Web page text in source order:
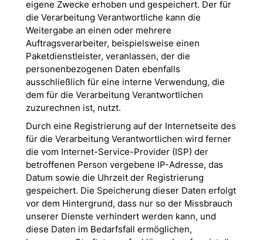
eigene Zwecke erhoben und gespeichert. Der für
die Verarbeitung Verantwortliche kann die
Weitergabe an einen oder mehrere
Auftragsverarbeiter, beispielsweise einen
Paketdienstleister, veranlassen, der die
personenbezogenen Daten ebenfalls
ausschließlich für eine interne Verwendung, die
dem für die Verarbeitung Verantwortlichen
zuzurechnen ist, nutzt.
Durch eine Registrierung auf der Internetseite des
für die Verarbeitung Verantwortlichen wird ferner
die vom Internet-Service-Provider (ISP) der
betroffenen Person vergebene IP-Adresse, das
Datum sowie die Uhrzeit der Registrierung
gespeichert. Die Speicherung dieser Daten erfolgt
vor dem Hintergrund, dass nur so der Missbrauch
unserer Dienste verhindert werden kann, und
diese Daten im Bedarfsfall ermöglichen,